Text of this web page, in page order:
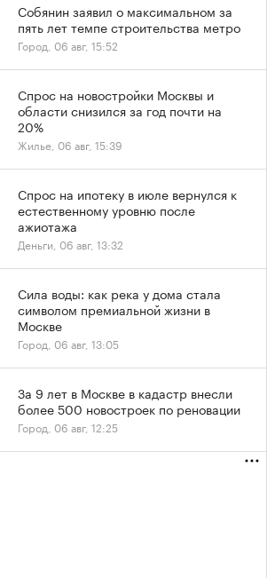
Собянин заявил о максимальном за
пять лет темпе строительства метро
Город, 06 авг, 15:52
Спрос на новостройки Москвы и
области снизился за год почти на
20%
Жилье, 06 авг, 15:39
Спрос на ипотеку в июле вернулся к
естественному уровню после
ажиотажа
Деньги, 06 авг, 13:32
Сила воды: как река у дома стала
символом премиальной жизни в
Москве
Город, 06 авг, 13:05
За 9 лет в Москве в кадастр внесли
более 500 новостроек по реновации
Город, 06 авг, 12:25